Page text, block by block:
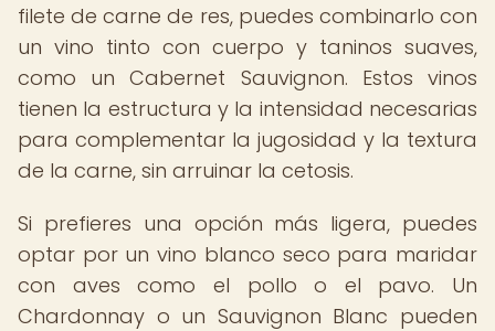
filete de carne de res, puedes combinarlo con
un vino tinto con cuerpo y taninos suaves,
como un Cabernet Sauvignon. Estos vinos
tienen la estructura y la intensidad necesarias
para complementar la jugosidad y la textura
de la carne, sin arruinar la cetosis.
Si prefieres una opción más ligera, puedes
optar por un vino blanco seco para maridar
con aves como el pollo o el pavo. Un
Chardonnay o un Sauvignon Blanc pueden